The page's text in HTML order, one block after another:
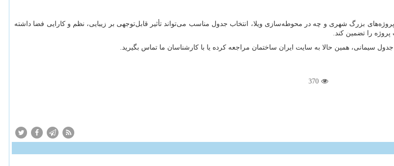
بزرگ شهری و چه در محوطه‌سازی ویلا، انتخاب جدول مناسب می‌تواند تأثیر قابل‌توجهی بر زیبایی، نظم و کارایی فضا داشته
را تضمین کند.
370